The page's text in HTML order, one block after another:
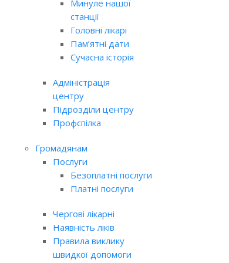
Минуле нашої
станції
Головні лікарі
Пам’ятні дати
Сучасна історія
Адміністрація
центру
Підрозділи центру
Профспілка
Громадянам
Послуги
Безоплатні послуги
Платні послуги
Чергові лікарні
Наявність ліків
Правила виклику
швидкої допомоги